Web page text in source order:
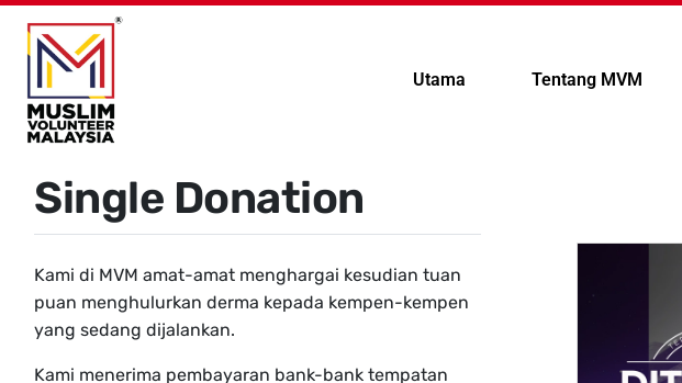
Utama Tentang MVM
Single Donation
Kami di MVM amat-amat menghargai kesudian tuan
puan menghulurkan derma kepada kempen-kempen
yang sedang dijalankan.
Kami menerima pembayaran bank-bank tempatan